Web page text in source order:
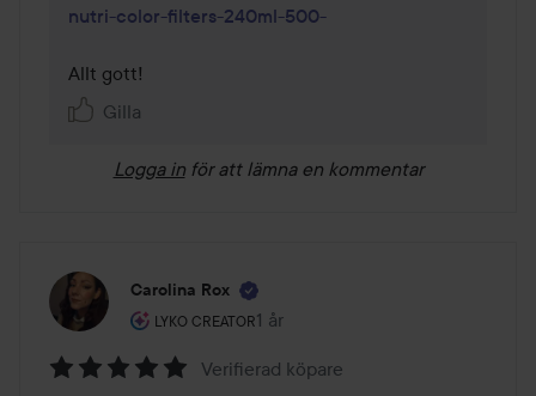
nutri-color-filters-240ml-500-
Allt gott!
Gilla
Logga in för att lämna en kommentar
Carolina Rox
LYKO CREATOR
Användarens roll: Lyko Creator.
1 år
Inlägget skapades 1 år
Verifierad köpare